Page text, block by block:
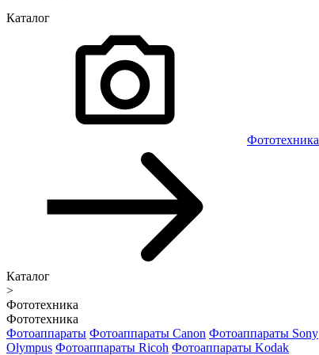
Каталог
Фототехника
Каталог
>
Фототехника
Фототехника
Фотоаппараты Фотоаппараты Canon Фотоаппараты Sony
Olympus Фотоаппараты Ricoh Фотоаппараты Kodak